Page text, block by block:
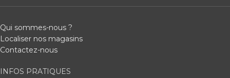
Qui sommes-nous ?
Localiser nos magasins
Contactez-nous
INFOS PRATIQUES